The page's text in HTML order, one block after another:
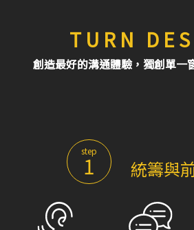
TURN
創造最好的溝通體驗，獨創單一
step
1 統籌與